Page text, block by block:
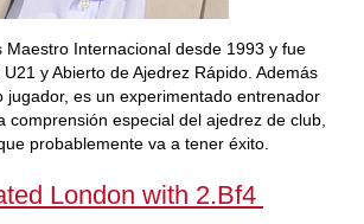
Maestro Internacional desde 1993 y fue
y Abierto de Ajedrez Rápido. Además
jugador, es un experimentado entrenador
comprensión especial del ajedrez de club,
probablemente va a tener éxito.
London with 2.Bf4